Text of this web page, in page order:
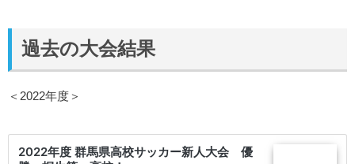
過去の大会結果
＜2022年度＞